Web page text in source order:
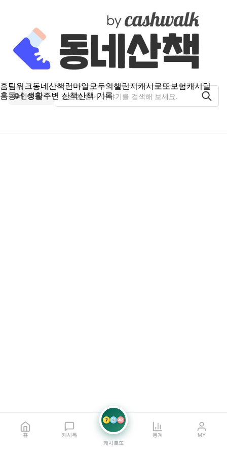
홈팀워크동네산책런마일모두의챌린지캐시로또보험캐시딜
홈동네 생활주변 산책산책 기록
인창동
홈 캐시톡
7 21 42
캐시로또
통계 MY